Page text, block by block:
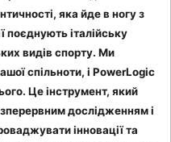
яка йде в ногу з
поєднують італійську
видів спорту. Ми
спільноти, і PowerLogic
Це інструмент, який
дослідженням і
інновації та